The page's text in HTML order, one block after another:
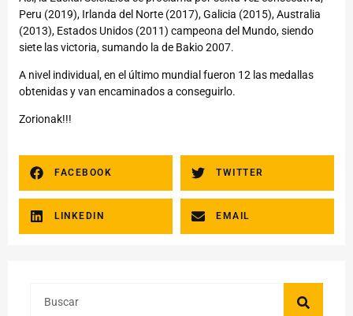
Peru (2019), Irlanda del Norte (2017), Galicia (2015), Australia
(2013), Estados Unidos (2011) campeona del Mundo, siendo
siete las victoria, sumando la de Bakio 2007.
A nivel individual, en el último mundial fueron 12 las medallas
obtenidas y van encaminados a conseguirlo.
Zorionak!!!
FACEBOOK TWITTER
LINKEDIN EMAIL